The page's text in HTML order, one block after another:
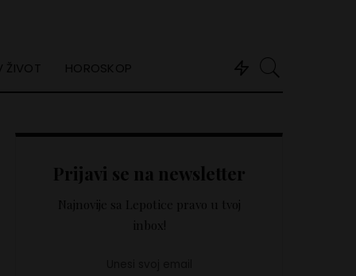
ŽIVOT HOROSKOP
Prijavi se na newsletter
Najnovije sa Lepotice pravo u tvoj
inbox!